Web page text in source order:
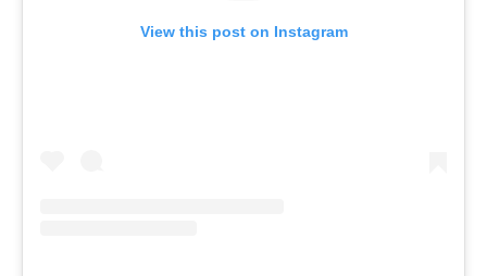
View this post on Instagram